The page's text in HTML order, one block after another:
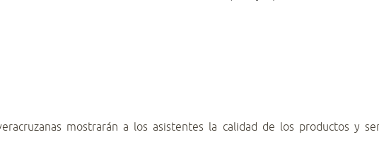
mostrarán a los asistentes la calidad de los productos y